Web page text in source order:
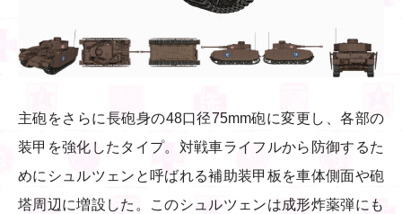
主砲をさらに長砲身の48口径75mm砲に変更し、各部の
装甲を強化したタイプ。対戦車ライフルから防御するた
めにシュルツェンと呼ばれる補助装甲板を車体側面や砲
塔周辺に増設した。このシュルツェンは成形炸薬弾にも